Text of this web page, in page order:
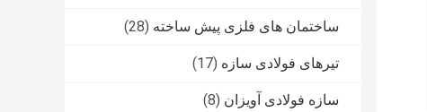
ساختمان های فلزی پیش ساخته (28)
تیرهای فولادی سازه (17)
سازه فولادی آویزان (8)